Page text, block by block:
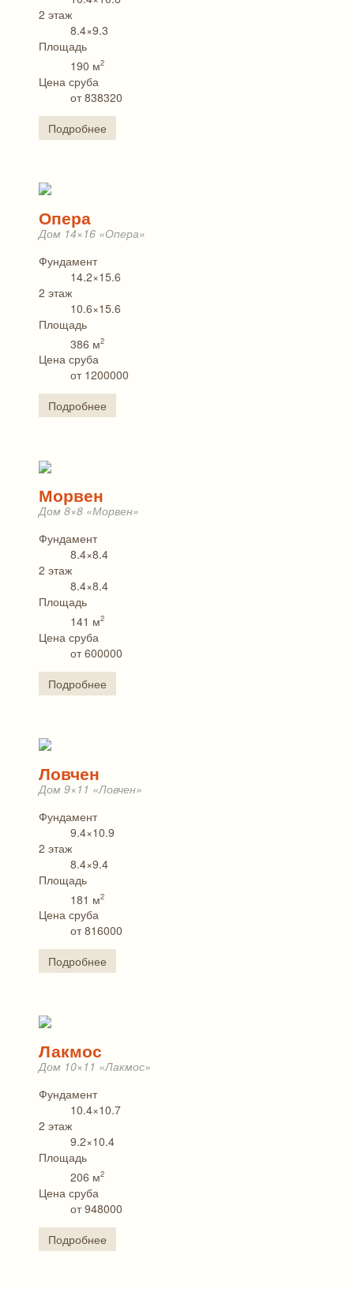
2 этаж
8.4×9.3
Площадь
190 м2
Цена сруба
от 838320
Подробнее
Опера
Дом 14×16 «Опера»
Фундамент
14.2×15.6
2 этаж
10.6×15.6
Площадь
386 м2
Цена сруба
от 1200000
Подробнее
Морвен
Дом 8×8 «Морвен»
Фундамент
8.4×8.4
2 этаж
8.4×8.4
Площадь
141 м2
Цена сруба
от 600000
Подробнее
Ловчен
Дом 9×11 «Ловчен»
Фундамент
9.4×10.9
2 этаж
8.4×9.4
Площадь
181 м2
Цена сруба
от 816000
Подробнее
Лакмос
Дом 10×11 «Лакмос»
Фундамент
10.4×10.7
2 этаж
9.2×10.4
Площадь
206 м2
Цена сруба
от 948000
Подробнее